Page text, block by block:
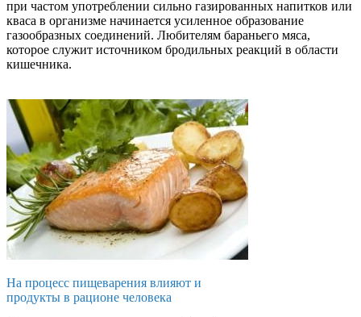
при частом употреблении сильно газированных напитков или
кваса в организме начинается усиленное образование
газообразных соединений. Любителям бараньего мяса,
которое служит источником бродильных реакций в области
кишечника.
На процесс пищеварения влияют и
продукты в рационе человека